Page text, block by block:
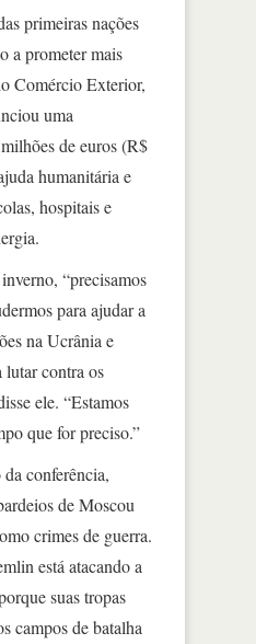
primeiras nações
a prometer mais
Comércio Exterior,
uma
de euros (R$
humanitária e
hospitais e
“precisamos
para ajudar a
na Ucrânia e
lutar contra os
ele. “Estamos
que for preciso.”
conferência,
de Moscou
crimes de guerra.
está atacando a
suas tropas
campos de batalha